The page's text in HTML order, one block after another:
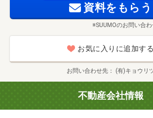
☆土日はもちろん、平日、夕方からのご
す！
☆おおよその所要時間や内容は以下をご
■ご希望条件の相談(30分～)
■資金計画のご相談(30分～)
資料をもらう
※SUUMOのお問い合
お気に入りに追加する
お問い合わせ先 (有)キョウリ
不動産会社情報